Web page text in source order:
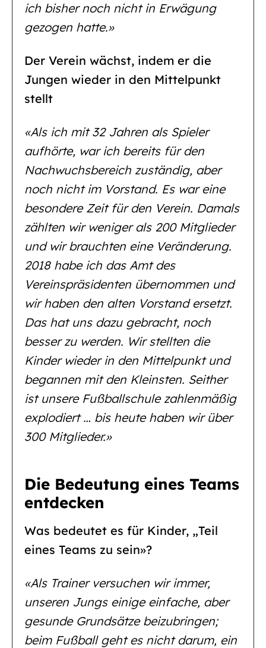
ich bisher noch nicht in Erwägung
gezogen hatte.»
Der Verein wächst, indem er die
Jungen wieder in den Mittelpunkt
stellt
«Als ich mit 32 Jahren als Spieler
aufhörte, war ich bereits für den
Nachwuchsbereich zuständig, aber
noch nicht im Vorstand. Es war eine
besondere Zeit für den Verein. Damals
zählten wir weniger als 200 Mitglieder
und wir brauchten eine Veränderung.
2018 habe ich das Amt des
Vereinspräsidenten übernommen und
wir haben den alten Vorstand ersetzt.
Das hat uns dazu gebracht, noch
besser zu werden. Wir stellten die
Kinder wieder in den Mittelpunkt und
begannen mit den Kleinsten. Seither
ist unsere Fußballschule zahlenmäßig
explodiert … bis heute haben wir über
300 Mitglieder.»
Die Bedeutung eines Teams
entdecken
Was bedeutet es für Kinder, „Teil
eines Teams zu sein»?
«Als Trainer versuchen wir immer,
unseren Jungs einige einfache, aber
gesunde Grundsätze beizubringen;
beim Fußball geht es nicht darum, ein